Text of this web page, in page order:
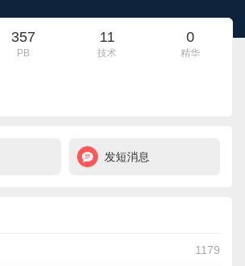
357
PB
11
技术
0
精华
发短消息
1179